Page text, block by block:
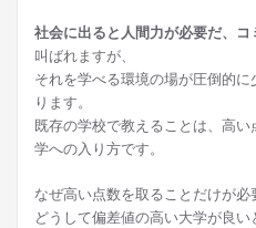
社会に出ると人間力が必要だ、
叫ばれますが、
それを学べる環境の場が圧倒的
ります。
既存の学校で教えることは、高
学への入り方です。
なぜ高い点数を取ることだけが必
どうして偏差値の高い大学が良